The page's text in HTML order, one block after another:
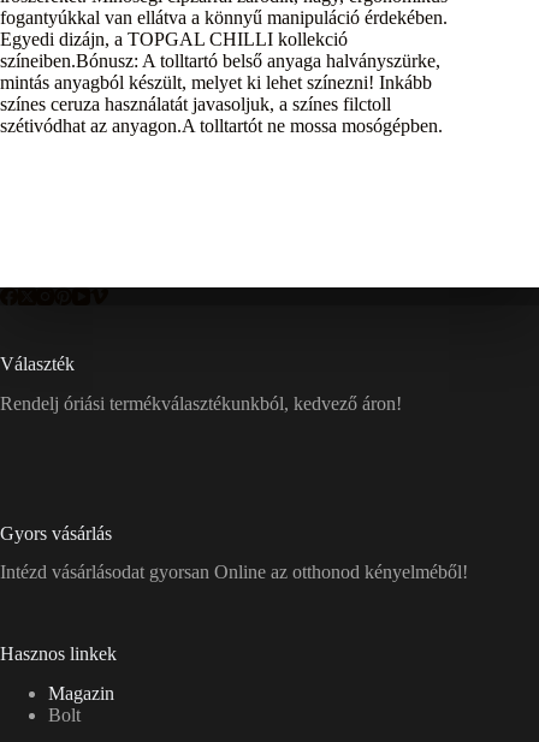
fogantyúkkal van ellátva a könnyű manipuláció érdekében.
Egyedi dizájn, a TOPGAL CHILLI kollekció
színeiben.Bónusz: A tolltartó belső anyaga halványszürke,
mintás anyagból készült, melyet ki lehet színezni! Inkább
színes ceruza használatát javasoljuk, a színes filctoll
szétivódhat az anyagon.A tolltartót ne mossa mosógépben.
Választék
Rendelj óriási termékválasztékunkból, kedvező áron!
Gyors vásárlás
Intézd vásárlásodat gyorsan Online az otthonod kényelméből!
Hasznos linkek
Magazin
Bolt